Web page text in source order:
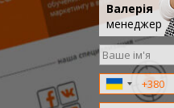
Валерія
менеджер